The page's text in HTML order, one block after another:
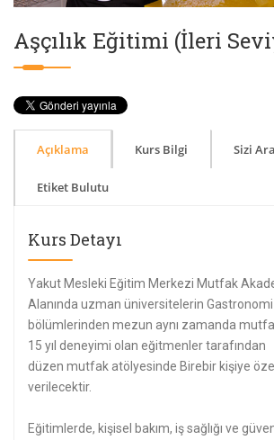
Aşçılık Eğitimi (İleri
Açıklama Kurs Bilgi Sizi
Etiket Bulutu
Kurs Detayı
Yakut Mesleki Eğitim Merkezi Mutfak
Alanında uzman üniversitelerin Gastronomi
bölümlerinden mezun aynı zamanda
15 yıl deneyimi olan eğitmenler
düzen mutfak atölyesinde Birebir kişiye
verilecektir.
Eğitimlerde, kişisel bakım, iş sağlığı ve